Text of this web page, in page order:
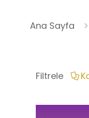
Ana Sayfa
Filtrele